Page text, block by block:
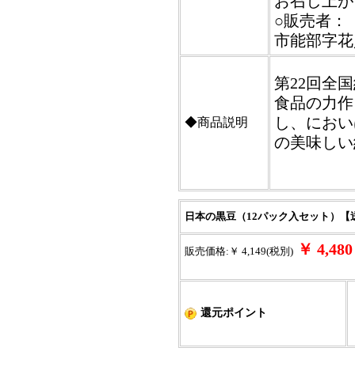
○販売者：
市能部字
◆商品説明
第22回全
食品の力
し、にお
の美味し
日本の黒豆（12パック入セット）
販売価格:￥ 4,149(税別) ￥
還元ポイント